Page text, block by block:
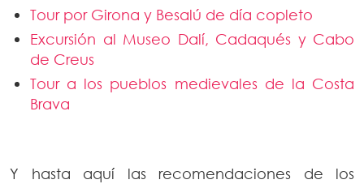
Tour por Girona y Besalú de día copleto
Excursión al Museo Dalí, Cadaqués y Cabo
de Creus
Tour a los pueblos medievales de la Costa
Brava
Y hasta aquí las recomendaciones de los